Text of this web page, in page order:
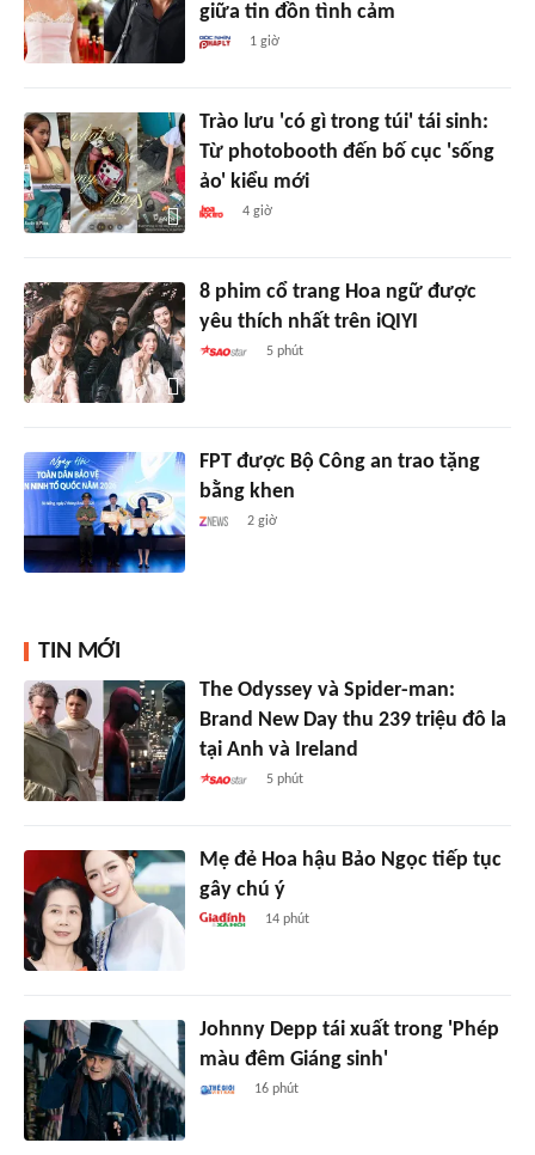
giữa tin đồn tình cảm
1 giờ
Trào lưu 'có gì trong túi' tái sinh:
Từ photobooth đến bố cục 'sống
ảo' kiểu mới
4 giờ
8 phim cổ trang Hoa ngữ được
yêu thích nhất trên iQIYI
5 phút
FPT được Bộ Công an trao tặng
bằng khen
2 giờ
TIN MỚI
The Odyssey và Spider-man:
Brand New Day thu 239 triệu đô la
tại Anh và Ireland
5 phút
Mẹ đẻ Hoa hậu Bảo Ngọc tiếp tục
gây chú ý
14 phút
Johnny Depp tái xuất trong 'Phép
màu đêm Giáng sinh'
16 phút